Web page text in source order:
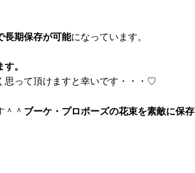
長期保存が可能になっています。
。
思って頂けますと幸いです・・・♡
＾＾ ブーケ・プロポーズの花束を素敵に保存